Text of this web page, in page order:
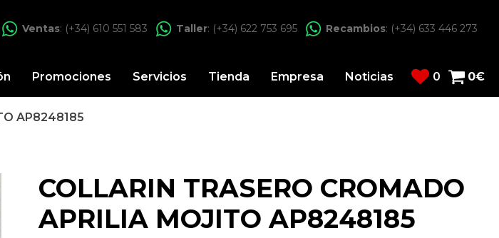
Ventas: (+34) 610 551 583 Taller: (+34) 622 753 695 Recambios: (+34) 633 446 273
Promociones Servicios Tienda Empresa Noticias 0 0€
AP8248185
COLLARIN TRASERO CROMADO
APRILIA MOJITO AP8248185